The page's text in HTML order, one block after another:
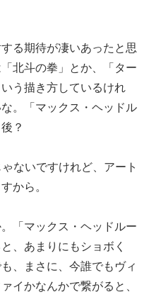
る期待が凄いあったと思
北斗の拳」とか、「ター
う描き方しているけれ
。「マックス・ヘッドル
？
ないですけれど、アート
から。
「マックス・ヘッドルー
、あまりにもショボく
、まさに、今誰でもヴィ
イかなんかで繋がると、